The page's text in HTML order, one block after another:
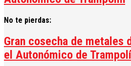
No te pierdas:
Gran cosecha de metales
el Autonómico de